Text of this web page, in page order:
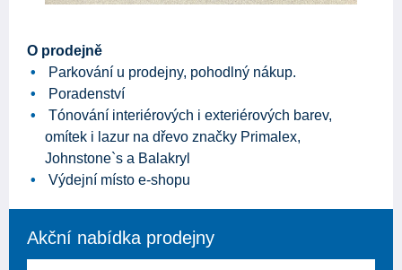
O prodejně
Parkování u prodejny, pohodlný nákup.
Poradenství
Tónování interiérových i exteriérových barev,
omítek i lazur na dřevo značky Primalex,
Johnstone`s a Balakryl
Výdejní místo e-shopu
Akční nabídka prodejny